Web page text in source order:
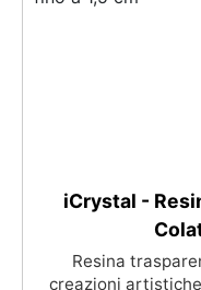
iCrystal -
Resina
creazioni artistiche